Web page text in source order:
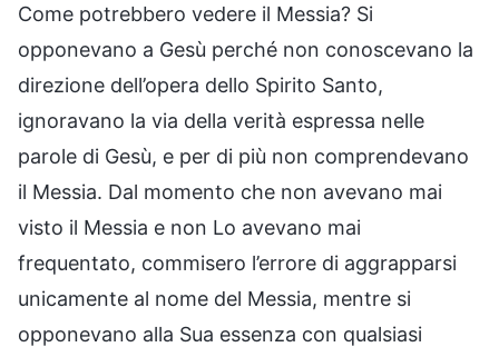
Come potrebbero vedere il Messia? Si
opponevano a Gesù perché non conoscevano la
direzione dell’opera dello Spirito Santo,
ignoravano la via della verità espressa nelle
parole di Gesù, e per di più non comprendevano
il Messia. Dal momento che non avevano mai
visto il Messia e non Lo avevano mai
frequentato, commisero l’errore di aggrapparsi
unicamente al nome del Messia, mentre si
opponevano alla Sua essenza con qualsiasi